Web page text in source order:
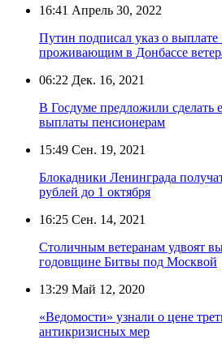
16:41 Апрель 30, 2022
Путин подписал указ о выплате
проживающим в Донбассе
06:22 Дек. 16, 2021
В Госдуме предложили сделать
выплаты пенсионерам
15:49 Сен. 19, 2021
Блокадники Ленинграда
рублей до 1 октября
16:25 Сен. 14, 2021
Столичным ветеранам удвоят
годовщине Битвы под Москвой
13:29 Май 12, 2020
«Ведомости» узнали о цене
антикризисных мер